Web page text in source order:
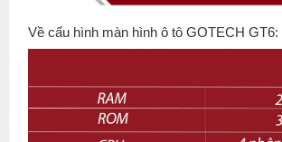
Về cấu hình màn hình ô tô GOTECH GT6: